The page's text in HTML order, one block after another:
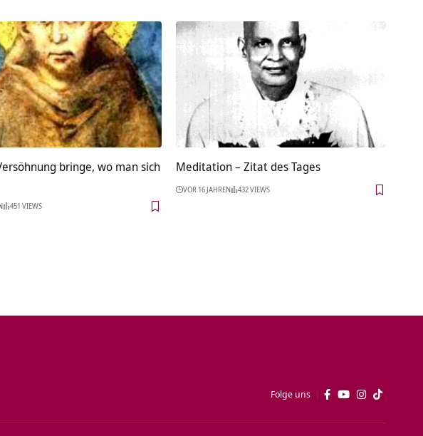
bringe, wo man sich
451 VIEWS
Meditation – Zitat des Tages
VOR 16 JAHREN 432 VIEWS
Folge uns